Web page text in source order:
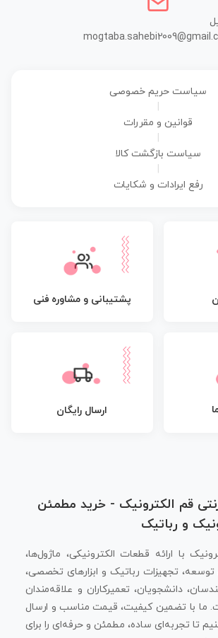
سیاست حریم خصوصی
قوانین و مقررات
سیاست بازگشت کالا
رفع ایرادات و شکایات
پشتیبانی و مشاوره فنی
ارسال رایگان
قم الکترونیک - خرید مطمئن
و رباتیک
با ارائه قطعات الکترونیکی، ماژول‌ها،
توسعه، تجهیزات رباتیک و ابزارهای تخصصی،
دانشجویان، تعمیرکاران و علاقه‌مندان
ما با تضمین کیفیت، قیمت مناسب و ارسال
تا تجربه‌ای ساده، مطمئن و حرفه‌ای را برای